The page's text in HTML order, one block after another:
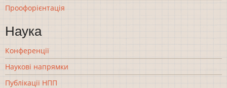
Проофорієнтація
Наука
Конференції
Наукові напрямки
Публікації НПП